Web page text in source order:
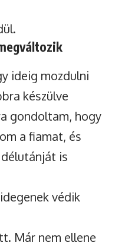
ideig mozdulni
készülve
gondoltam, hogy
a fiamat, és
is
védik
Már nem ellene